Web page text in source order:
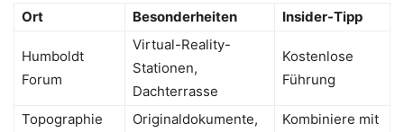
Ort Besonderheiten Insider-Tipp
Humboldt
Forum
Virtual-Reality-
Stationen,
Dachterrasse
Kostenlose
Führung
Topographie
Originaldokumente,
Kombiniere mit